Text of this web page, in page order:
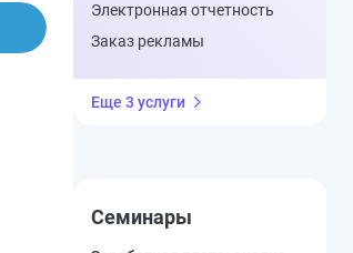
Электронная отчетность
Заказ рекламы
Еще 3 услуги
Семинары